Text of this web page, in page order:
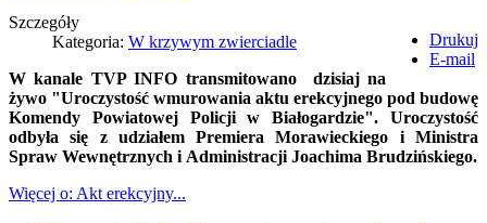
Drukuj
E-mail
Szczegóły
Kategoria: W krzywym zwierciadle
W kanale TVP INFO transmitowano dzisiaj na
żywo "Uroczystość wmurowania aktu erekcyjnego pod budowę
Komendy Powiatowej Policji w Białogardzie". Uroczystość
odbyła się z udziałem Premiera Morawieckiego i Ministra
Spraw Wewnętrznych i Administracji Joachima Brudzińskiego.
Więcej o: Akt erekcyjny...